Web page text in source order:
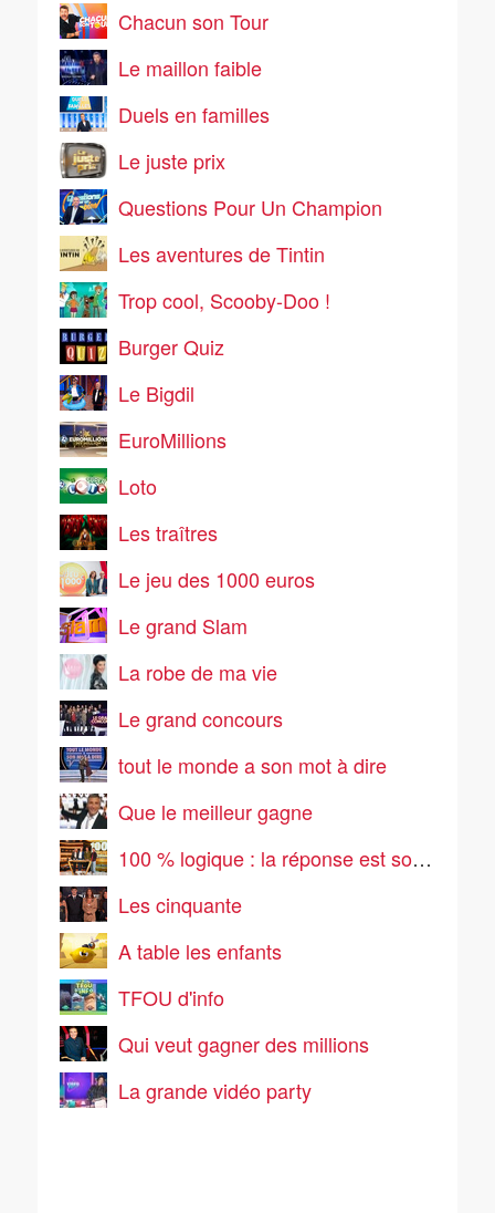
Chacun son Tour
Le maillon faible
Duels en familles
Le juste prix
Questions Pour Un Champion
Les aventures de Tintin
Trop cool, Scooby-Doo !
Burger Quiz
Le Bigdil
EuroMillions
Loto
Les traîtres
Le jeu des 1000 euros
Le grand Slam
La robe de ma vie
Le grand concours
tout le monde a son mot à dire
Que le meilleur gagne
100 % logique : la réponse est sous vos yeux
Les cinquante
A table les enfants
TFOU d'info
Qui veut gagner des millions
La grande vidéo party